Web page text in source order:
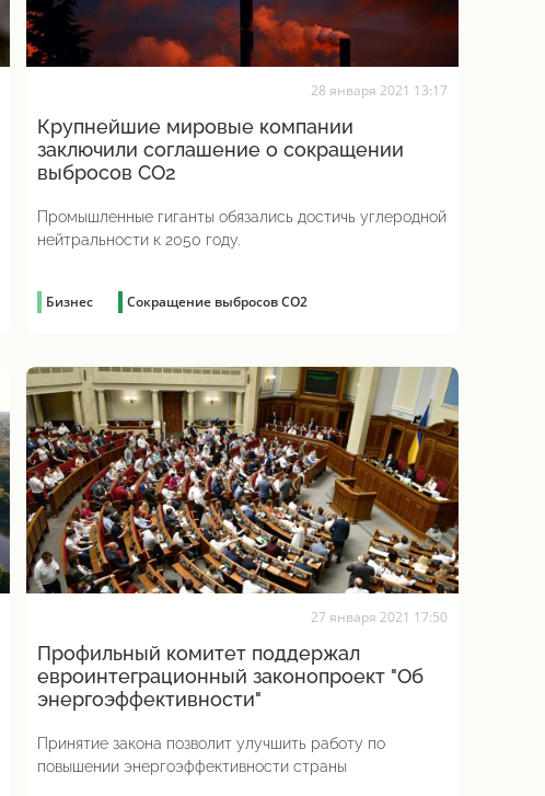
28 января 2021 13:17
Крупнейшие мировые компании
заключили соглашение о сокращении
выбросов СО2
Промышленные гиганты обязались достичь углеродной
нейтральности к 2050 году.
Бизнес Сокращение выбросов CO2
27 января 2021 17:50
Профильный комитет поддержал
евроинтеграционный законопроект "Об
энергоэффективности"
Принятие закона позволит улучшить работу по
повышении энергоэффективности страны